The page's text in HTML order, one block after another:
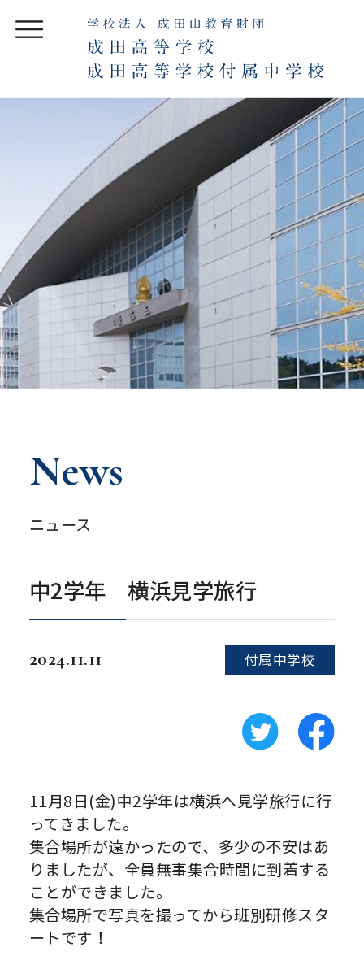
News
ニュース
中2学年 横浜見学旅行
2024.11.11 付属中学校
11月8日(金)中2学年は横浜へ見学旅行に行
ってきました。
集合場所が遠かったので、多少の不安はあ
りましたが、全員無事集合時間に到着する
ことができました。
集合場所で写真を撮ってから班別研修スタ
ートです！